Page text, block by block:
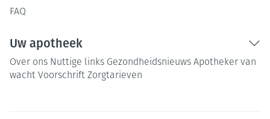
FAQ
Uw apotheek
Over ons Nuttige links Gezondheidsnieuws Apotheker van
wacht Voorschrift Zorgtarieven